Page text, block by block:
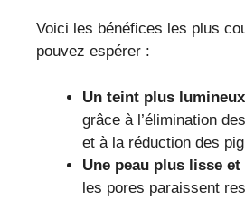
Voici les bénéfices les plus
pouvez espérer :
Un teint plus
grâce à l’élimination
et à la réduction des
Une peau plus lisse
les pores paraissent